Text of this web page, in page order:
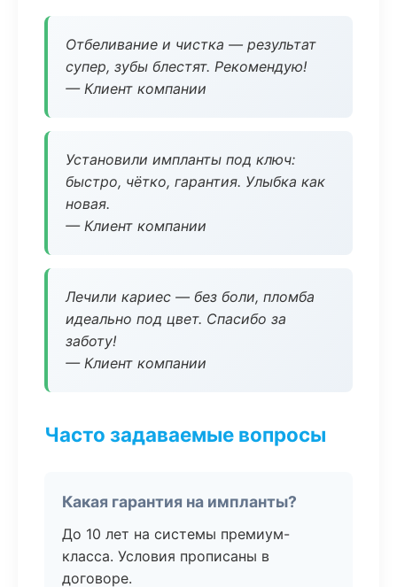
Отбеливание и чистка — результат
супер, зубы блестят. Рекомендую!
— Клиент компании
Установили импланты под ключ:
быстро, чётко, гарантия. Улыбка как
новая.
— Клиент компании
Лечили кариес — без боли, пломба
идеально под цвет. Спасибо за
заботу!
— Клиент компании
Часто задаваемые вопросы
Какая гарантия на импланты?
До 10 лет на системы премиум-
класса. Условия прописаны в
договоре.